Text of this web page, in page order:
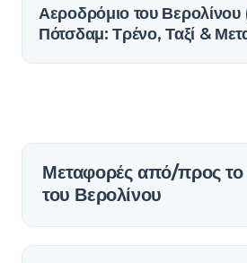
Αεροδρόμιο του
Πότσδαμ: Τρένο, Ταξί &
Μεταφορές από/προς το
του Βερολίνου